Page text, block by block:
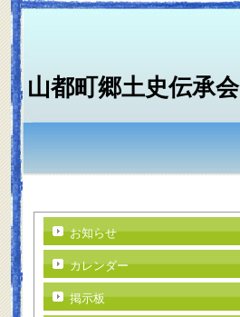
山都町郷土史伝承会
お知らせ
カレンダー
掲示板